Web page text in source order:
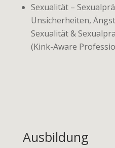
Sexualität –
Unsicherheiten,
Sexualität &
(Kink-Aware
Ausbildung